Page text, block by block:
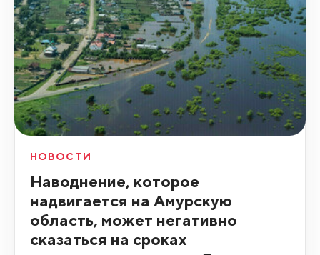
НОВОСТИ
Наводнение, которое
надвигается на Амурскую
область, может негативно
сказаться на сроках